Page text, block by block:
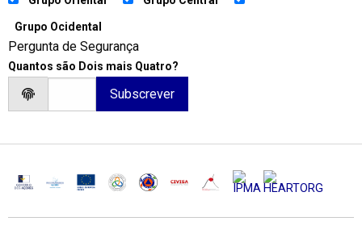
Grupo Ocidental
Pergunta de Segurança
Quantos são Dois mais Quatro?